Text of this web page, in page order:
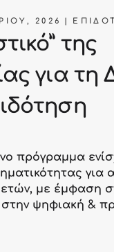
2026
της
για τη
πρόγραμμα
για
ετών, με έμφαση
στην ψηφιακή &